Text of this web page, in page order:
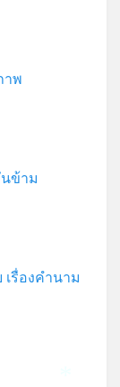
าพ
ข้าม
รื่องคำนาม